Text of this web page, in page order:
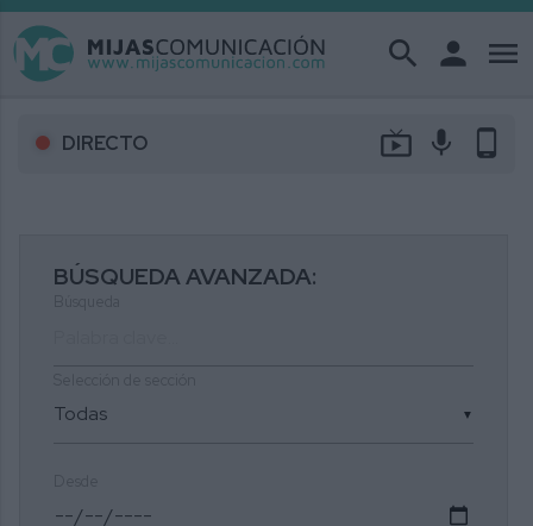
search person menu
DIRECTO live_tv mic phone_android
BÚSQUEDA AVANZADA:
▼